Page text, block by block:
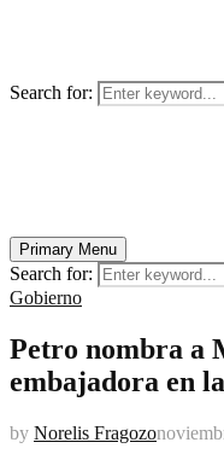
Search for:
Primary Menu
Search for:
Gobierno
Petro nombra a
embajadora en
by Norelis Fragozo